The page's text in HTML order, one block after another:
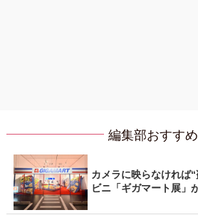
編集部おすすめ
カメラに映らなけれ
ビニ「ギガマート展」